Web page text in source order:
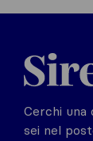
Sirelo.it
Cerchi una
sei nel